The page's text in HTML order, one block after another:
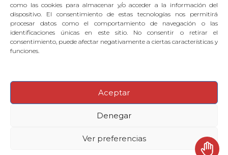
como las cookies para almacenar y/o acceder a la información del
dispositivo. El consentimiento de estas tecnologías nos permitirá
procesar datos como el comportamiento de navegación o las
identificaciones únicas en este sitio. No consentir o retirar el
consentimiento, puede afectar negativamente a ciertas características y
funciones.
Aceptar
Denegar
Ver preferencias
Si quieres dejar tu pregunta para
el experto, puedesidentificarteo
suscribirte.
© 2026
Contactar con Soporte Cudacu